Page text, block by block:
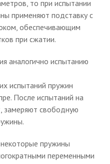
то при испытании
применяют подставку с
обеспечивающим
при сжатии.
аналогично испытанию
испытаний пружин
После испытаний на
замеряют свободную
пружины
переменными